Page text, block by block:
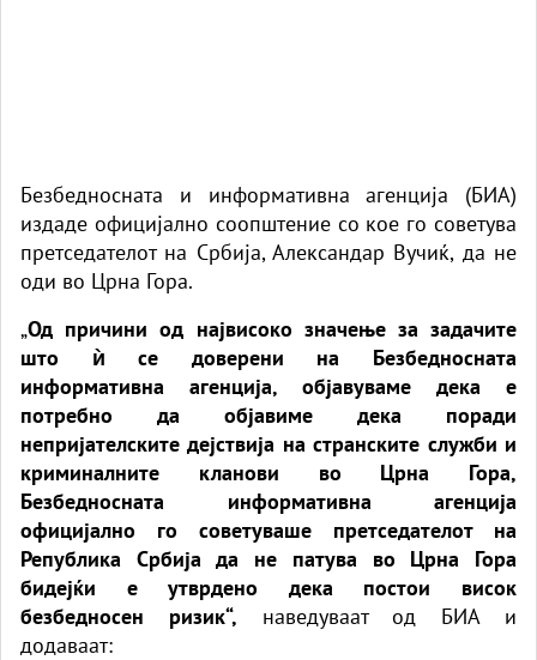
Безбедносната и информативна агенција (БИА)
издаде официјално соопштение со кое го советува
претседателот на Србија, Александар Вучиќ, да не
оди во Црна Гора.
„Од причини од највисоко значење за задачите
што ѝ се доверени на Безбедносната
информативна агенција, објавуваме дека е
потребно да објавиме дека поради
непријателските дејствија на странските служби и
криминалните кланови во Црна Гора,
Безбедносната информативна агенција
официјално го советуваше претседателот на
Република Србија да не патува во Црна Гора
бидејќи е утврдено дека постои висок
безбедносен ризик“, наведуваат од БИА и
додаваат: